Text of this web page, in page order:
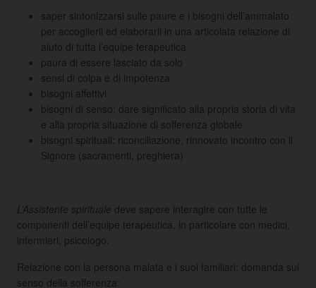
saper sintonizzarsi sulle paure e i bisogni dell’ammalato
per accoglierli ed elaborarli in una articolata relazione di
aiuto di tutta l’equipe terapeutica
paura di essere lasciato da solo
sensi di colpa e di impotenza
bisogni affettivi
bisogni di senso: dare significato alla propria storia di vita
e alla propria situazione di sofferenza globale
bisogni spirituali: riconciliazione, rinnovato incontro con il
Signore (sacramenti, preghiera)
L’Assistente spirituale deve sapere interagire con tutte le
componenti dell’equipe terapeutica, in particolare con medici,
infermieri, psicologo.
Relazione con la persona malata e i suoi familiari: domanda sul
senso della sofferenza: